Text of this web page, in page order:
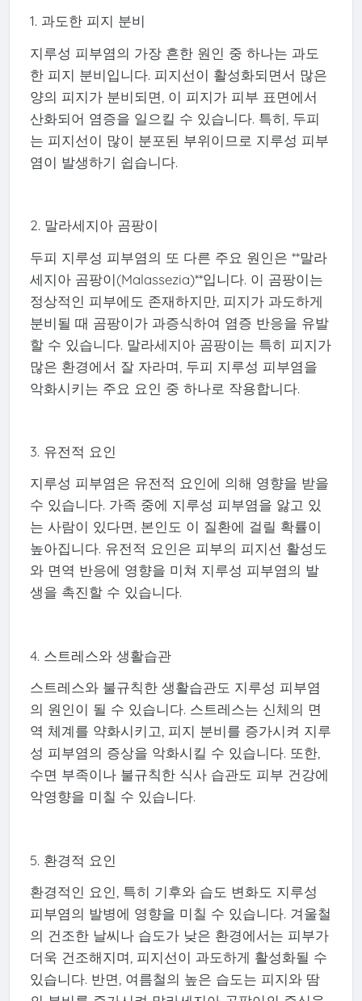
1. 과도한 피지 분비
지루성 피부염의 가장 흔한 원인 중 하나는 과도
한 피지 분비입니다. 피지선이 활성화되면서 많은
양의 피지가 분비되면, 이 피지가 피부 표면에서
산화되어 염증을 일으킬 수 있습니다. 특히, 두피
는 피지선이 많이 분포된 부위이므로 지루성 피부
염이 발생하기 쉽습니다.
2. 말라세지아 곰팡이
두피 지루성 피부염의 또 다른 주요 원인은 **말라
세지아 곰팡이(Malassezia)**입니다. 이 곰팡이는
정상적인 피부에도 존재하지만, 피지가 과도하게
분비될 때 곰팡이가 과증식하여 염증 반응을 유발
할 수 있습니다. 말라세지아 곰팡이는 특히 피지가
많은 환경에서 잘 자라며, 두피 지루성 피부염을
악화시키는 주요 요인 중 하나로 작용합니다.
3. 유전적 요인
지루성 피부염은 유전적 요인에 의해 영향을 받을
수 있습니다. 가족 중에 지루성 피부염을 앓고 있
는 사람이 있다면, 본인도 이 질환에 걸릴 확률이
높아집니다. 유전적 요인은 피부의 피지선 활성도
와 면역 반응에 영향을 미쳐 지루성 피부염의 발
생을 촉진할 수 있습니다.
4. 스트레스와 생활습관
스트레스와 불규칙한 생활습관도 지루성 피부염
의 원인이 될 수 있습니다. 스트레스는 신체의 면
역 체계를 약화시키고, 피지 분비를 증가시켜 지루
성 피부염의 증상을 악화시킬 수 있습니다. 또한,
수면 부족이나 불규칙한 식사 습관도 피부 건강에
악영향을 미칠 수 있습니다.
5. 환경적 요인
환경적인 요인, 특히 기후와 습도 변화도 지루성
피부염의 발병에 영향을 미칠 수 있습니다. 겨울철
의 건조한 날씨나 습도가 낮은 환경에서는 피부가
더욱 건조해지며, 피지선이 과도하게 활성화될 수
있습니다. 반면, 여름철의 높은 습도는 피지와 땀